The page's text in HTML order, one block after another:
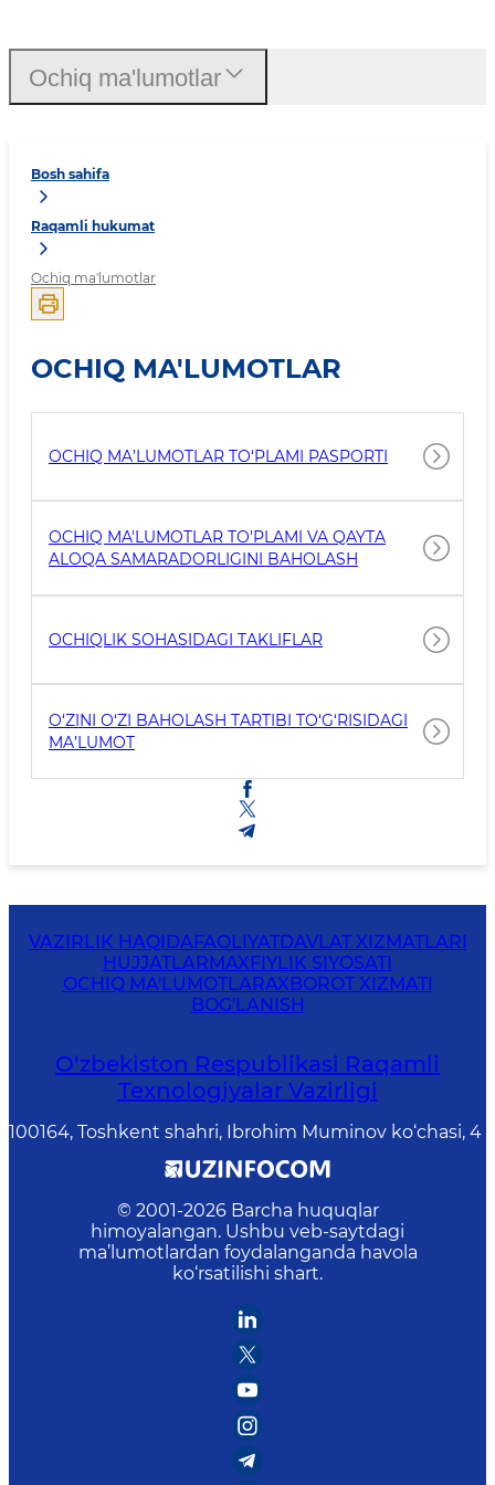
Bosh sahifa
Raqamli hukumat
Ochiq ma'lumotlar
OCHIQ MA'LUMOTLAR
OCHIQ MA’LUMOTLAR TO‘PLAMI PASPORTI
OCHIQ MA'LUMOTLAR TO'PLAMI VA QAYTA
ALOQA SAMARADORLIGINI BAHOLASH
OCHIQLIK SOHASIDAGI TAKLIFLAR
O‘ZINI O‘ZI BAHOLASH TARTIBI TO‘G‘RISIDAGI
MA’LUMOT
Ochiq ma'lumotlar
VAZIRLIK HAQIDAFAOLIYATDAVLAT XIZMATLARI
HUJJATLARMAXFIYLIK SIYOSATI
OCHIQ MA'LUMOTLARAXBOROT XIZMATI
BOG'LANISH
O‘zbekiston Respublikasi Raqamli
Texnologiyalar Vazirligi
100164, Toshkent shahri, Ibrohim Muminov ko‘chasi, 4
© 2001-2026 Barcha huquqlar
himoyalangan. Ushbu veb-saytdagi
ma’lumotlardan foydalanganda havola
ko‘rsatilishi shart.